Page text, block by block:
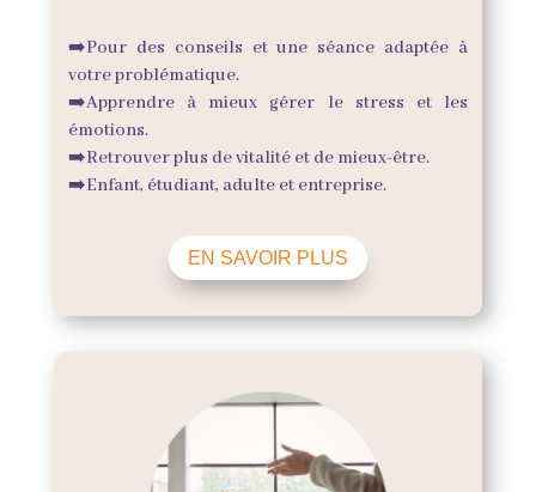
➡️Pour des conseils et une séance adaptée à
votre problématique.
➡️Apprendre à mieux gérer le stress et les
émotions.
➡️Retrouver plus de vitalité et de mieux-être.
➡️Enfant, étudiant, adulte et entreprise.
EN SAVOIR PLUS